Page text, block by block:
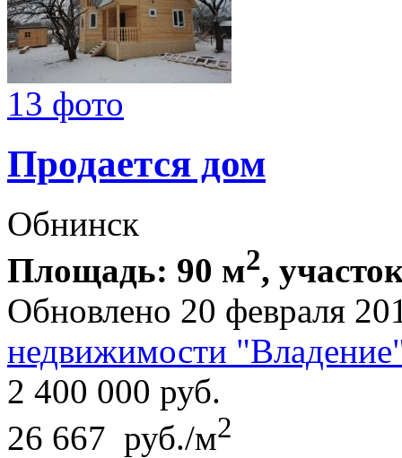
13 фото
Продается дом
Обнинск
Площадь: 90 м2,
Обновлено 20 февраля
недвижимости
2 400 000 руб.
26 667 руб./м2